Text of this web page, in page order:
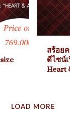
สร้อย
ดีไซน์
Heart
LOAD MORE